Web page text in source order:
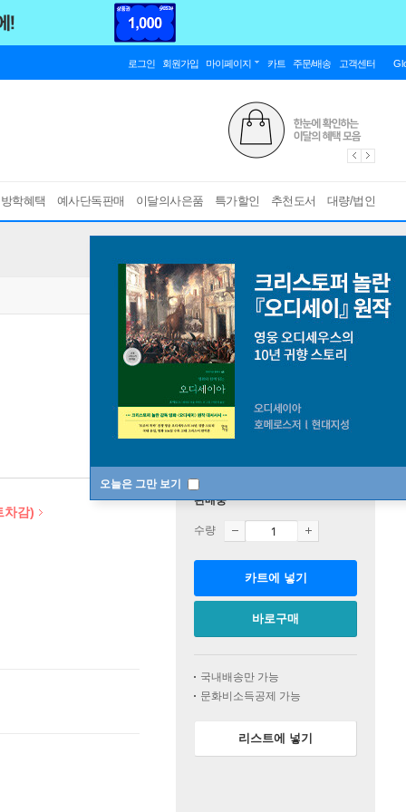
로그인 회원가입 마이페이지 카트 주문/배송 고객센터
학혜택 예사단독판매 이달의사은품 특가할인 추천도서 대량/법인
오늘은 그만 보기
차감)
판매중
수량
카트에 넣기
바로구매
국내배송만 가능
문화비소득공제 가능
리스트에 넣기